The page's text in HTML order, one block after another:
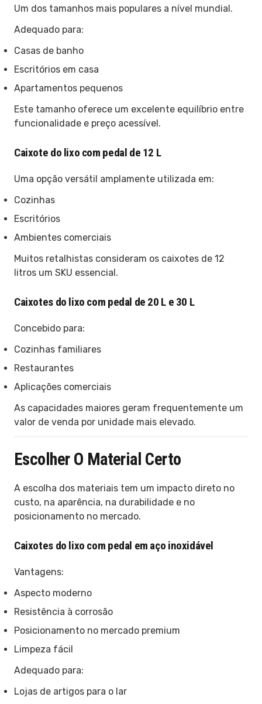
Um dos tamanhos mais populares a nível mundial.
Adequado para:
Casas de banho
Escritórios em casa
Apartamentos pequenos
Este tamanho oferece um excelente equilíbrio entre
funcionalidade e preço acessível.
Caixote do lixo com pedal de 12 L
Uma opção versátil amplamente utilizada em:
Cozinhas
Escritórios
Ambientes comerciais
Muitos retalhistas consideram os caixotes de 12
litros um SKU essencial.
Caixotes do lixo com pedal de 20 L e 30 L
Concebido para:
Cozinhas familiares
Restaurantes
Aplicações comerciais
As capacidades maiores geram frequentemente um
valor de venda por unidade mais elevado.
Escolher O Material Certo
A escolha dos materiais tem um impacto direto no
custo, na aparência, na durabilidade e no
posicionamento no mercado.
Caixotes do lixo com pedal em aço inoxidável
Vantagens:
Aspecto moderno
Resistência à corrosão
Posicionamento no mercado premium
Limpeza fácil
Adequado para:
Lojas de artigos para o lar